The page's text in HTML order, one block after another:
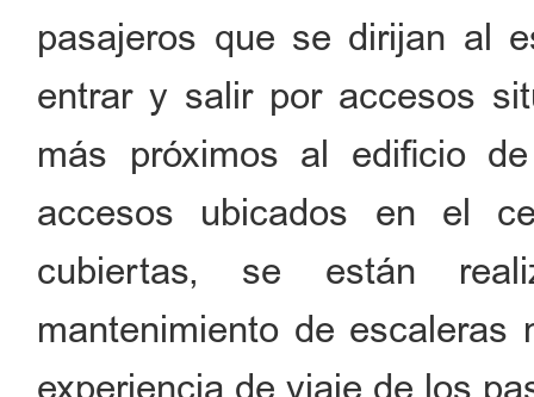
pasajeros que se dirijan al
entrar y salir por accesos
más próximos al edificio
accesos ubicados en el
cubiertas, se están
mantenimiento de